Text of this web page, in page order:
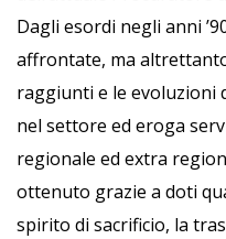
Dagli esordi negli anni
affrontate, ma
raggiunti e le evoluzioni
nel settore ed eroga
regionale ed extra
ottenuto grazie a doti
spirito di sacrificio, la